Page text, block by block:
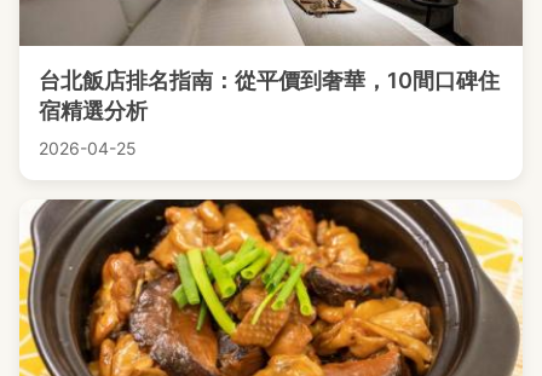
台北飯店排名指南：從平價到奢華，10間口碑住
宿精選分析
2026-04-25